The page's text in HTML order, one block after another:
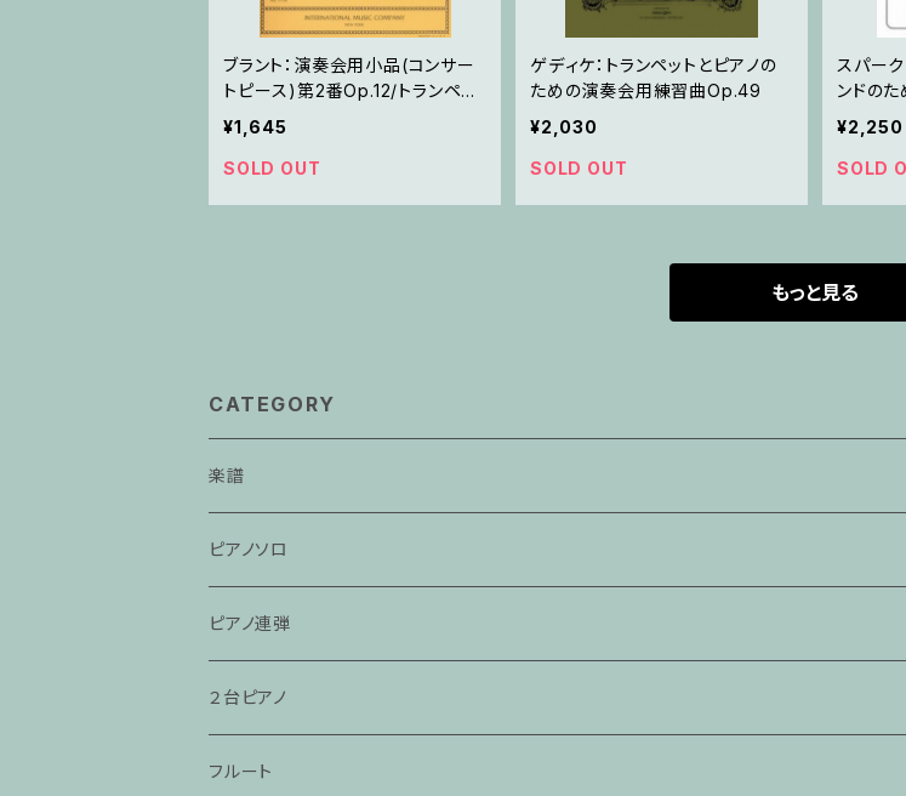
ブラント：演奏会用小品(コンサー
トピース)第2番Op.12/トランペッ
ト・ピアノ
¥1,645
SOLD OUT
ゲディケ：トランペットとピアノの
ための演奏会用練習曲Op.49
¥2,030
SOLD OUT
スパーク
ンドのた
ピアノ
¥2,250
SOLD
もっと見る
CATEGORY
楽譜
ピアノソロ
ピアノ連弾
２台ピアノ
フルート